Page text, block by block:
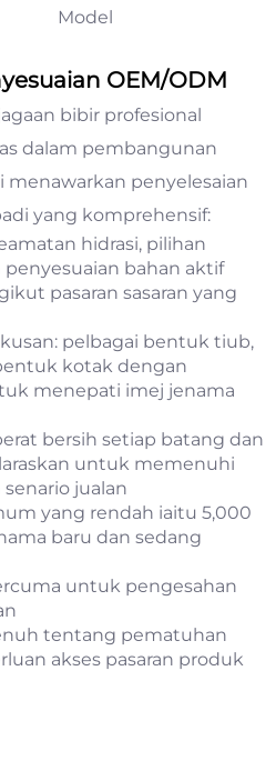
Model
OEM/ODM
bibir profesional
dalam pembangunan
penyelesaian
yang komprehensif:
hidrasi, pilihan
penyesuaian bahan aktif
pasaran sasaran yang
pelbagai bentuk tiub,
kotak dengan
menepati imej jenama
bersih setiap batang dan
untuk memenuhi
jualan
yang rendah iaitu 5,000
baru dan sedang
untuk pengesahan
tentang pematuhan
akses pasaran produk